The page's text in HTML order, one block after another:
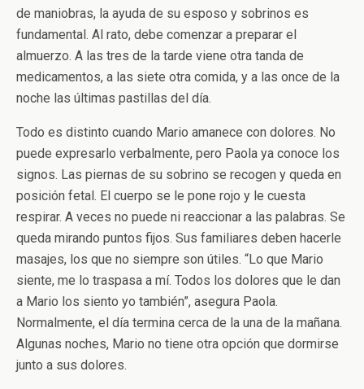
de maniobras, la ayuda de su esposo y sobrinos es
fundamental. Al rato, debe comenzar a preparar el
almuerzo. A las tres de la tarde viene otra tanda de
medicamentos, a las siete otra comida, y a las once de la
noche las últimas pastillas del día.
Todo es distinto cuando Mario amanece con dolores. No
puede expresarlo verbalmente, pero Paola ya conoce los
signos. Las piernas de su sobrino se recogen y queda en
posición fetal. El cuerpo se le pone rojo y le cuesta
respirar. A veces no puede ni reaccionar a las palabras. Se
queda mirando puntos fijos. Sus familiares deben hacerle
masajes, los que no siempre son útiles. “Lo que Mario
siente, me lo traspasa a mí. Todos los dolores que le dan
a Mario los siento yo también”, asegura Paola.
Normalmente, el día termina cerca de la una de la mañana.
Algunas noches, Mario no tiene otra opción que dormirse
junto a sus dolores.